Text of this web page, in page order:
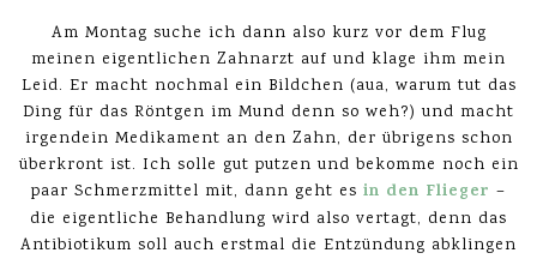
Am Montag suche ich dann also kurz vor dem Flug
meinen eigentlichen Zahnarzt auf und klage ihm mein
Leid. Er macht nochmal ein Bildchen (aua, warum tut das
Ding für das Röntgen im Mund denn so weh?) und macht
irgendein Medikament an den Zahn, der übrigens schon
überkront ist. Ich solle gut putzen und bekomme noch ein
paar Schmerzmittel mit, dann geht es in den Flieger –
die eigentliche Behandlung wird also vertagt, denn das
Antibiotikum soll auch erstmal die Entzündung abklingen